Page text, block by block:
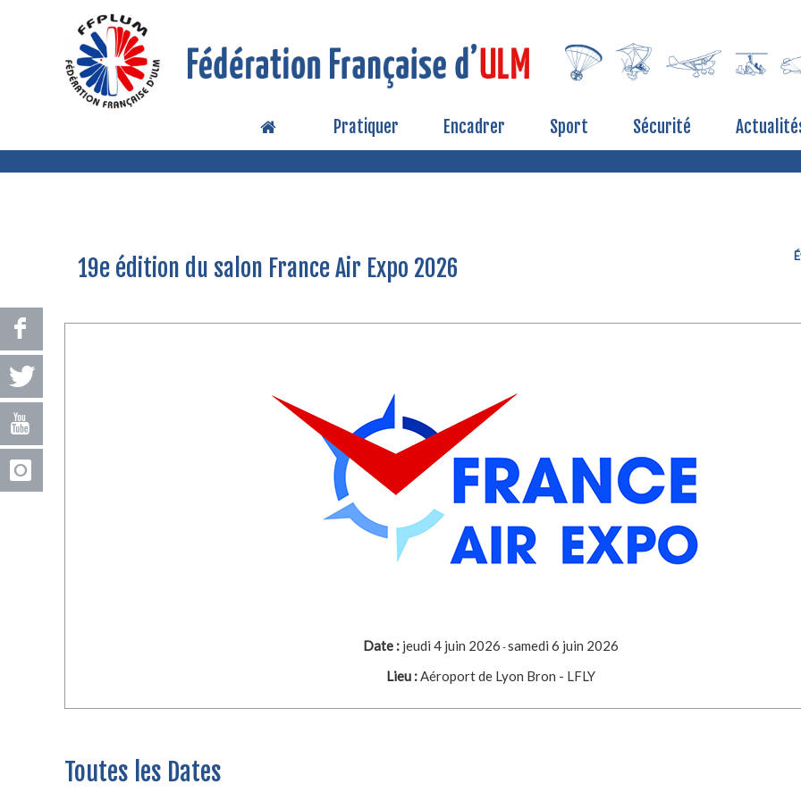
Pratiquer Encadrer Sport Sécurité
19e édition du salon France Air Expo 2026
Date : jeudi 4 juin 2026 -samedi 6 juin 2026
Lieu :Aéroport de Lyon Bron - LFLY
Toutes les Dates